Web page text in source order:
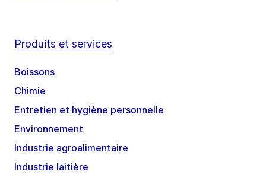
Produits et services
Boissons
Chimie
Entretien et hygiène personnelle
Environnement
Industrie agroalimentaire
Industrie laitière